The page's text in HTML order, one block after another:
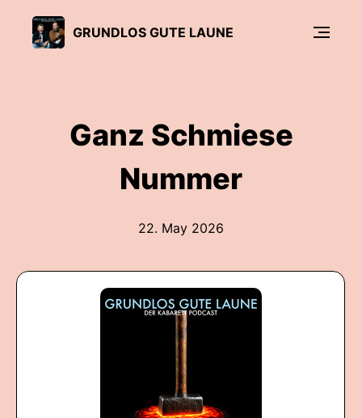
GRUNDLOS GUTE LAUNE
Ganz Schmiese
Nummer
22. May 2026